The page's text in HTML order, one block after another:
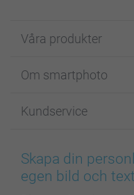
Våra produkter
Fotokort
Fotoböcker
Bilder, Fotoförstoring &
Skal till Mobil &
Om smartphoto
För affiliates
Cookie Policy
Sitemap
Kundservice
smartgaranti
smartbonus
Skapa din
egen bild och